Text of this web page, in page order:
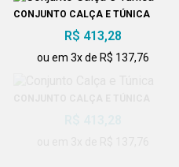
CONJUNTO CALÇA E TÚNICA
R$ 413,28
ou em 3x de R$ 137,76